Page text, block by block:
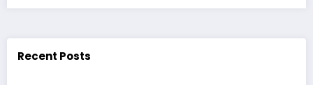
Recent Posts